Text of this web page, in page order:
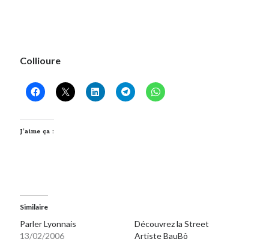
Collioure
J’aime ça :
Similaire
Parler Lyonnais
13/02/2006
Découvrez la Street
Artiste BauBô